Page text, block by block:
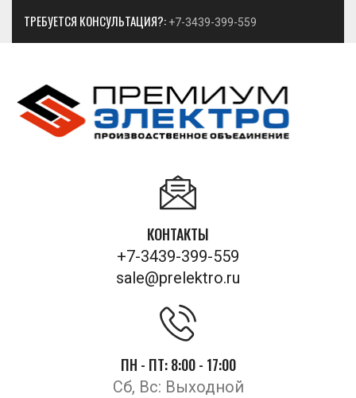
ТРЕБУЕТСЯ КОНСУЛЬТАЦИЯ?: +7-3439-399-559
КОНТАКТЫ
+7-3439-399-559
sale@prelektro.ru
ПН - ПТ: 8:00 - 17:00
Сб, Вс: Выходной